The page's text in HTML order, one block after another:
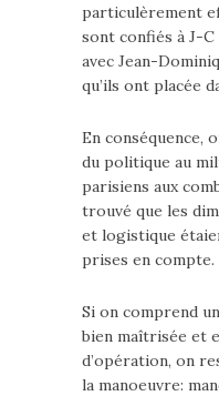
particulèrement
sont confiés à J-
avec Jean-
qu’ils ont placée
En conséquence,
du politique au
parisiens aux
trouvé que les
et logistique
prises en compte.
Si on comprend
bien maîtrisée et
d’opération, on
la manoeuvre: